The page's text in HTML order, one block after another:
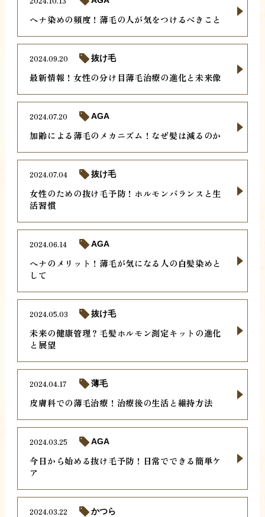
ヘナ染めの頻度！薄毛の人が気をつけるべきこと
最新情報！女性の分け目薄毛治療の進化と未来像
2024.09.20 抜け毛
加齢による薄毛のメカニズム！なぜ髪は減るのか
2024.07.20 AGA
女性のための抜け毛予防！ホルモンバランスと生
活習慣
2024.07.04 抜け毛
ヘナのメリット！薄毛が気になる人の白髪染めと
して
2024.06.14 AGA
未来の健康管理？毛髪ホルモン測定キットの進化
と展望
2024.05.03 抜け毛
皮膚科での薄毛治療！治療後の生活と維持方法
2024.04.17 薄毛
今日から始める抜け毛予防！日常でできる簡単ケ
ア
2024.03.25 AGA
2024.03.22 かつら